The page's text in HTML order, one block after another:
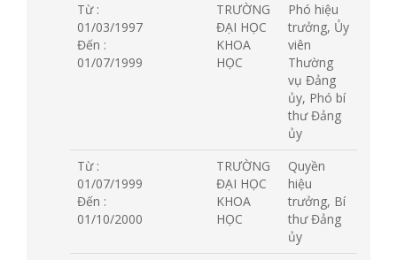
Từ :
01/03/1997
Đến :
01/07/1999
TRƯỜNG
ĐẠI HỌC
KHOA
HỌC
Phó hiệu
trưởng, Ủy
viên
Thường
vụ Đảng
ủy, Phó bí
thư Đảng
ủy
Từ :
01/07/1999
Đến :
01/10/2000
TRƯỜNG
ĐẠI HỌC
KHOA
HỌC
Quyền
hiệu
trưởng, Bí
thư Đảng
ủy